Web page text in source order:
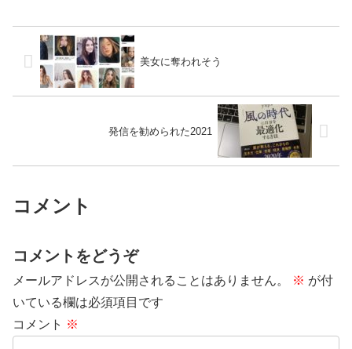
エイト...
してきました。先週同様、初め
美女に奪われそう
発信を勧められた2021
コメント
コメントをどうぞ
メールアドレスが公開されることはありません。 ※ が付
いている欄は必須項目です
コメント ※